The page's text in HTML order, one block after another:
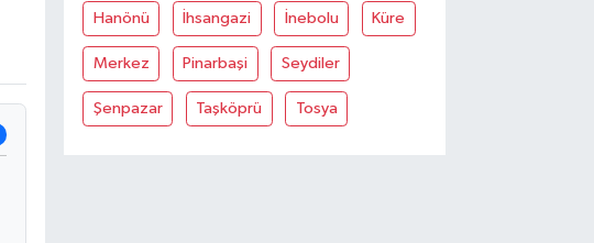
Hanönü İhsangazi İnebolu Küre
Merkez Pinarbaşi Seydiler
Şenpazar Taşköprü Tosya